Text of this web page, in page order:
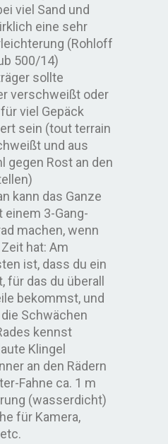
viel Sand und
eine sehr
(Rohloff
500/14)
sollte
verschweißt oder
viel Gepäck
sein (tout terrain
und aus
gegen Rost an den
kann das Ganze
einem 3-Gang-
machen, wenn
hat: Am
ist, dass du ein
für das du überall
bekommst, und
Schwächen
kennst
Klingel
an den Rädern
Fahne ca. 1 m
(wasserdicht)
für Kamera,